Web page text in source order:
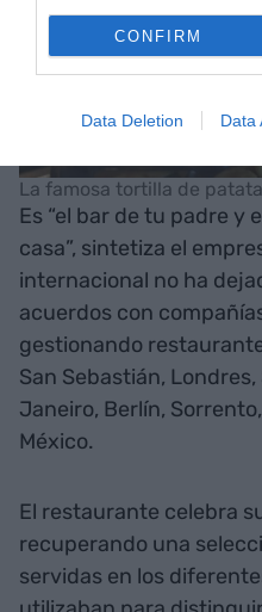
CONFIRM
Data Deletion Data
La famosa tortilla de
Es “el bar de tu padre y
casa”, sintetiza el
internacional no ha
acuerdos con
gestionando
San Sebastián,
Janeiro, Berlín,
México.
El restaurante celebra
recuperando una
servidas en los